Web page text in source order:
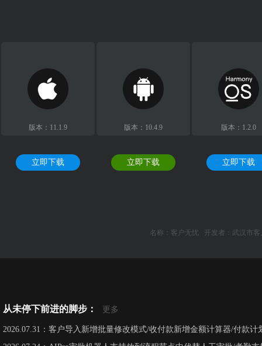
版本：11.1.9
立即下载
版本：10.4.9
立即下载
版本：1.2.0
立即下载
名称：客户无忧 开发者：武汉市
从未停下前进的脚步： 更多
2026.07.31：客户导入新增批量修改模式/收付款新增金额计算器/付款计